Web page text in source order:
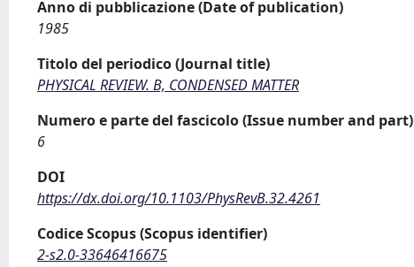
Anno di pubblicazione (Date of publication)
1985
Titolo del periodico (Journal title)
PHYSICAL REVIEW. B, CONDENSED MATTER
Numero e parte del fascicolo (Issue number and part)
6
DOI
https://dx.doi.org/10.1103/PhysRevB.32.4261
Codice Scopus (Scopus identifier)
2-s2.0-33646416675